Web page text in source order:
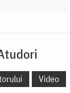
Video